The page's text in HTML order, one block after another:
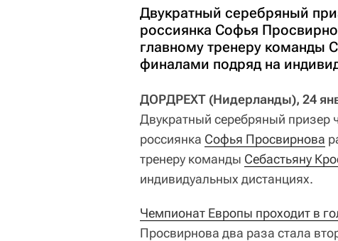
Двукратный серебряный
россиянка Софья
главному тренеру команды
финалами подряд на
ДОРДРЕХТ (Нидерланды), 24
Двукратный серебряный призер
россиянка Софья Просвирнова
тренеру команды Себастьяну
индивидуальных дистанциях.
Чемпионат Европы проходит в
Просвирнова два раза стала